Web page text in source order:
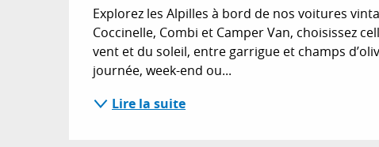
Explorez les Alpilles à bord de nos voitures
Coccinelle, Combi et Camper Van, choisissez
vent et du soleil, entre garrigue et champs
journée, week-end ou...
Lire la suite